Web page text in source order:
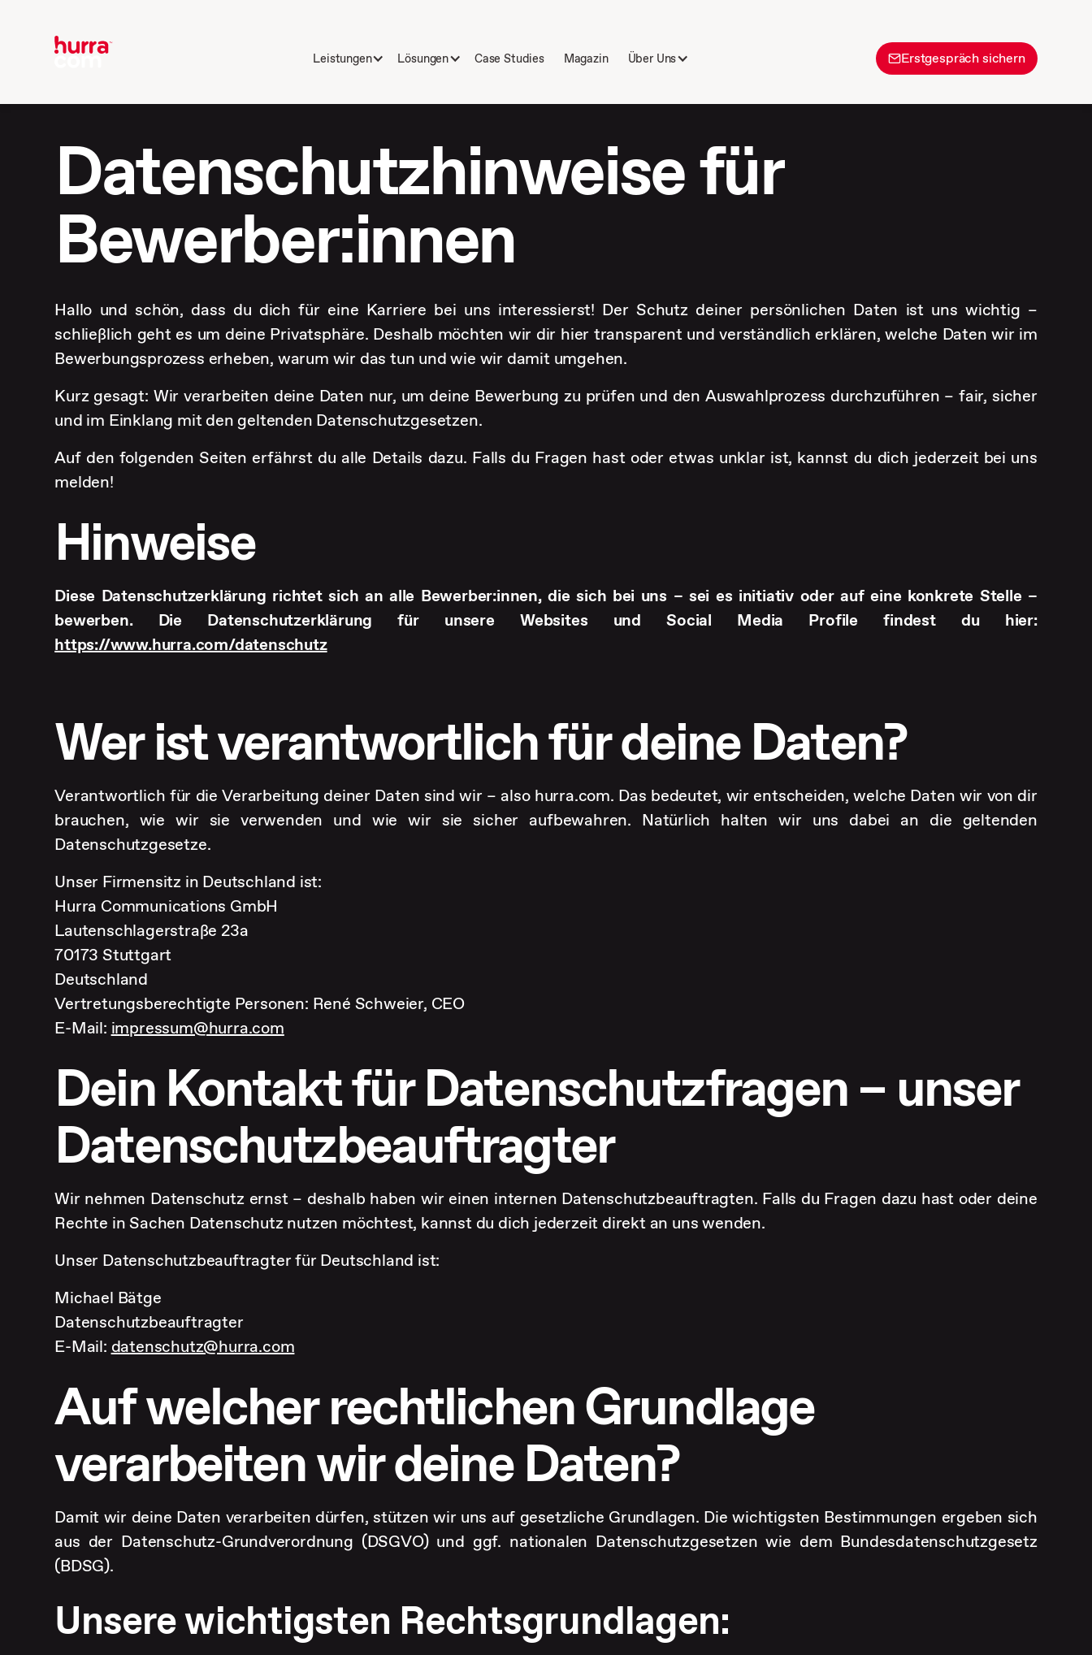
Leistungen Lösungen Case Studies Magazin Über Uns Erstgespräch sichern
Datenschutzhinweise für
Bewerber:innen
Hallo und schön, dass du dich für eine Karriere bei uns interessierst! Der Schutz deiner persönlichen Daten ist uns wichtig –
schließlich geht es um deine Privatsphäre. Deshalb möchten wir dir hier transparent und verständlich erklären, welche Daten wir im
Bewerbungsprozess erheben, warum wir das tun und wie wir damit umgehen.
Kurz gesagt: Wir verarbeiten deine Daten nur, um deine Bewerbung zu prüfen und den Auswahlprozess durchzuführen – fair, sicher
und im Einklang mit den geltenden Datenschutzgesetzen.
Auf den folgenden Seiten erfährst du alle Details dazu. Falls du Fragen hast oder etwas unklar ist, kannst du dich jederzeit bei uns
melden!
Hinweise
Diese Datenschutzerklärung richtet sich an alle Bewerber:innen, die sich bei uns – sei es initiativ oder auf eine konkrete Stelle –
bewerben. Die Datenschutzerklärung für unsere Websites und Social Media Profile findest du hier:
https://www.hurra.com/datenschutz
Wer ist verantwortlich für deine Daten?
Verantwortlich für die Verarbeitung deiner Daten sind wir – also hurra.com. Das bedeutet, wir entscheiden, welche Daten wir von dir
brauchen, wie wir sie verwenden und wie wir sie sicher aufbewahren. Natürlich halten wir uns dabei an die geltenden
Datenschutzgesetze.
Unser Firmensitz in Deutschland ist:
Hurra Communications GmbH
Lautenschlagerstraße 23a
70173 Stuttgart
Deutschland
Vertretungsberechtigte Personen: René Schweier, CEO
E-Mail: impressum@hurra.com
Dein Kontakt für Datenschutzfragen – unser
Datenschutzbeauftragter
Wir nehmen Datenschutz ernst – deshalb haben wir einen internen Datenschutzbeauftragten. Falls du Fragen dazu hast oder deine
Rechte in Sachen Datenschutz nutzen möchtest, kannst du dich jederzeit direkt an uns wenden.
Unser Datenschutzbeauftragter für Deutschland ist:
Michael Bätge
Datenschutzbeauftragter
E-Mail: datenschutz@hurra.com
Auf welcher rechtlichen Grundlage
verarbeiten wir deine Daten?
Damit wir deine Daten verarbeiten dürfen, stützen wir uns auf gesetzliche Grundlagen. Die wichtigsten Bestimmungen ergeben sich
aus der Datenschutz-Grundverordnung (DSGVO) und ggf. nationalen Datenschutzgesetzen wie dem Bundesdatenschutzgesetz
(BDSG).
Unsere wichtigsten Rechtsgrundlagen: